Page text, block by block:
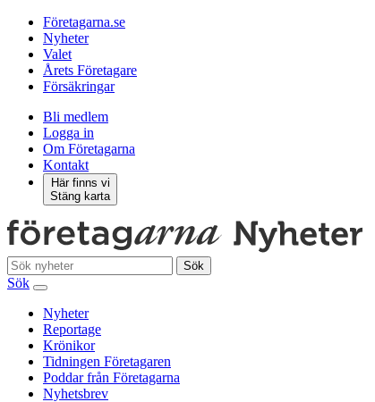
Företagarna.se
Nyheter
Valet
Årets Företagare
Försäkringar
Bli medlem
Logga in
Om Företagarna
Kontakt
Här finns vi
Stäng karta
Sök
Sök
Nyheter
Reportage
Krönikor
Tidningen Företagaren
Poddar från Företagarna
Nyhetsbrev